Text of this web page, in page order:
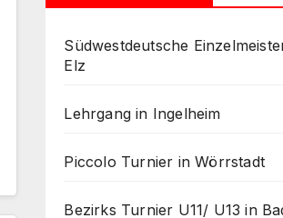
Südwestdeutsche
Elz
Lehrgang in Ingelheim
Piccolo Turnier in Wörrstadt
Bezirks Turnier U11/ U13 in